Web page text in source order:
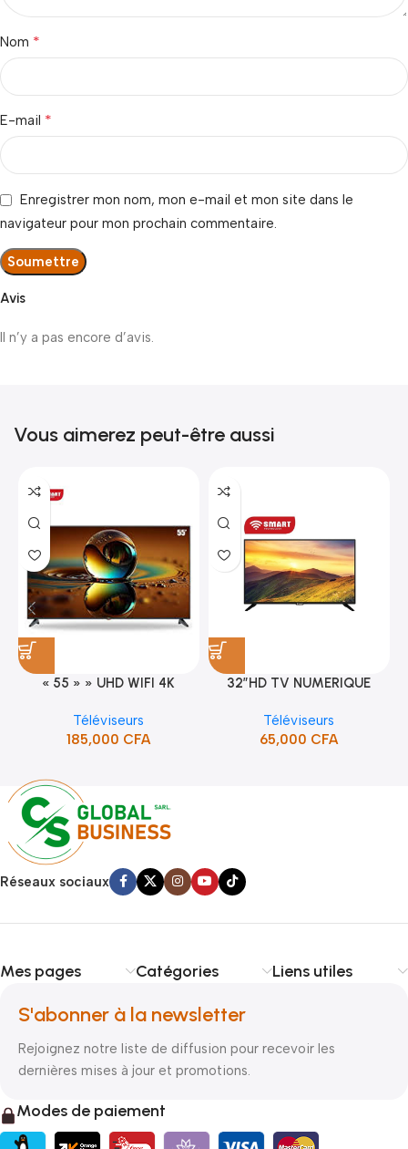
Avis
Il n’y a pas encore d’avis.
Nom *
E-mail *
Enregistrer mon nom, mon e-mail et mon site dans le
navigateur pour mon prochain commentaire.
Vous aimerez peut-être aussi
« 55 » » UHD WIFI 4K
Téléviseurs
185,000 CFA
32″HD TV NUMERIQUE
BORDURE/SUPPORT(STT-
5132A)
Téléviseurs
65,000 CFA
Réseaux sociaux
Mes pages Catégories Liens utiles
S'abonner à la newsletter
Rejoignez notre liste de diffusion pour recevoir les
dernières mises à jour et promotions.
Modes de paiement